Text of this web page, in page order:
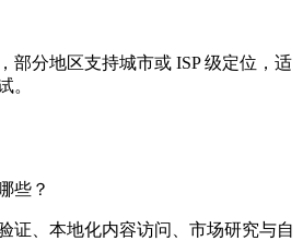
部分地区支持城市或 ISP 级定位，适
。
些？
证、本地化内容访问、市场研究与自